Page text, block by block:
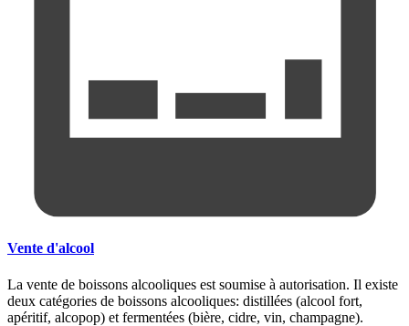
Vente d'alcool
La vente de boissons alcooliques est soumise à autorisation. Il existe
deux catégories de boissons alcooliques: distillées (alcool fort,
apéritif, alcopop) et fermentées (bière, cidre, vin, champagne).